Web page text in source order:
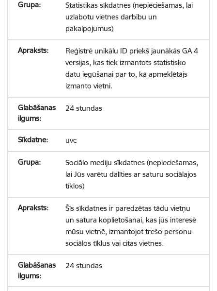
Statistikas sīkdatnes (nepieciešamas, lai
uzlabotu vietnes darbību un
pakalpojumus)
Reģistrē unikālu ID priekš jaunākās GA 4
versijas, kas tiek izmantots statistisko
datu iegūšanai par to, kā apmeklētājs
izmanto vietni.
24 stundas
uvc
Sociālo mediju sīkdatnes (nepieciešamas,
lai Jūs varētu dalīties ar saturu sociālajos
tīklos)
Šīs sīkdatnes ir paredzētas tādu vietņu
un satura koplietošanai, kas jūs interesē
mūsu vietnē, izmantojot trešo personu
sociālos tīklus vai citas vietnes.
24 stundas